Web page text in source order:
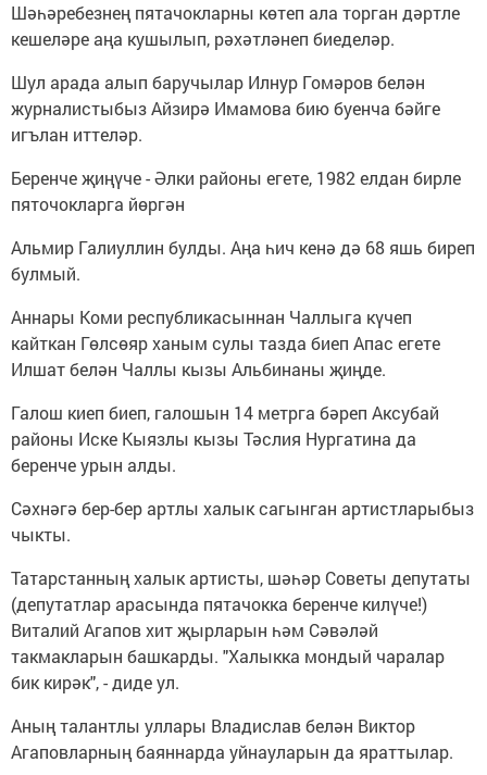
Шәһәребезнең пятачокларны көтеп ала торган дәртле
кешеләре аңа кушылып, рәхәтләнеп биеделәр.
Шул арада алып баручылар Илнур Гомәров белән
журналистыбыз Айзирә Имамова бию буенча бәйге
игълан иттеләр.
Беренче җиңүче - Әлки районы егете, 1982 елдан бирле
пяточокларга йөргән
Альмир Галиуллин булды. Аңа һич кенә дә 68 яшь биреп
булмый.
Аннары Коми республикасыннан Чаллыга күчеп
кайткан Гөлсөяр ханым сулы тазда биеп Апас егете
Илшат белән Чаллы кызы Альбинаны җиңде.
Галош киеп биеп, галошын 14 метрга бәреп Аксубай
районы Иске Кыязлы кызы Тәслия Нургатина да
беренче урын алды.
Сәхнәгә бер-бер артлы халык сагынган артистларыбыз
чыкты.
Татарстанның халык артисты, шәһәр Советы депутаты
(депутатлар арасында пятачокка беренче килүче!)
Виталий Агапов хит җырларын һәм Сәвәләй
такмакларын башкарды. "Халыкка мондый чаралар
бик кирәк", - диде ул.
Аның талантлы уллары Владислав белән Виктор
Агаповларның баяннарда уйнауларын да яраттылар.